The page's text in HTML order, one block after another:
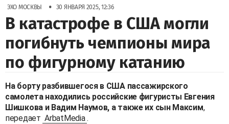
ЭХО МОСКВЫ • 30 ЯНВАРЯ 2025, 12:36
В катастрофе в США могли
погибнуть чемпионы мира
по фигурному катанию
На борту разбившегося в США пассажирского
самолета находились российские фигуристы Евгения
Шишкова и Вадим Наумов, а также их сын Максим,
передает ArbatMedia .